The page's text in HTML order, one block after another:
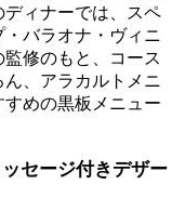
ィナーでは、スペ
バラオナ・ヴィニ
修のもと、コース
、アラカルトメニ
めの黒板メニュー
セージ付きデザー